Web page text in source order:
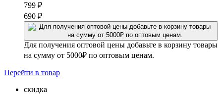
799 ₽
690 ₽
Для получения оптовой цены добавьте в корзину товары
на сумму от 5000₽ по оптовым ценам.
Перейти в товар
скидка